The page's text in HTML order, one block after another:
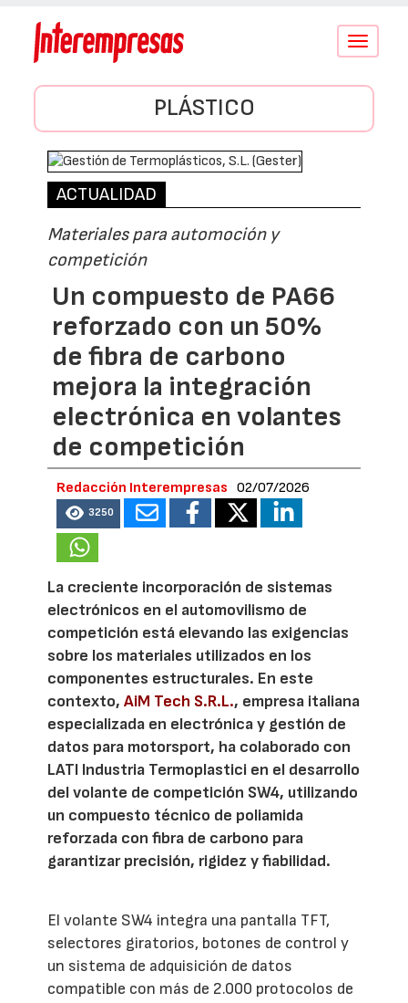
Conmutar
PLÁSTICO
ACTUALIDAD
Materiales para automoción y
competición
Un compuesto de PA66
reforzado con un 50%
de fibra de carbono
mejora la integración
electrónica en volantes
de competición
Redacción Interempresas 02/07/2026
3250
La creciente incorporación de sistemas
electrónicos en el automovilismo de
competición está elevando las exigencias
sobre los materiales utilizados en los
componentes estructurales. En este
contexto,AiM Tech S.R.L., empresa italiana
especializada en electrónica y gestión de
datos para motorsport, ha colaborado con
LATI Industria Termoplastici en el desarrollo
del volante de competición SW4, utilizando
un compuesto técnico de poliamida
reforzada con fibra de carbono para
garantizar precisión, rigidez y fiabilidad.
El volante SW4 integra una pantalla TFT,
selectores giratorios, botones de control y
un sistema de adquisición de datos
compatible con más de 2.000 protocolos de